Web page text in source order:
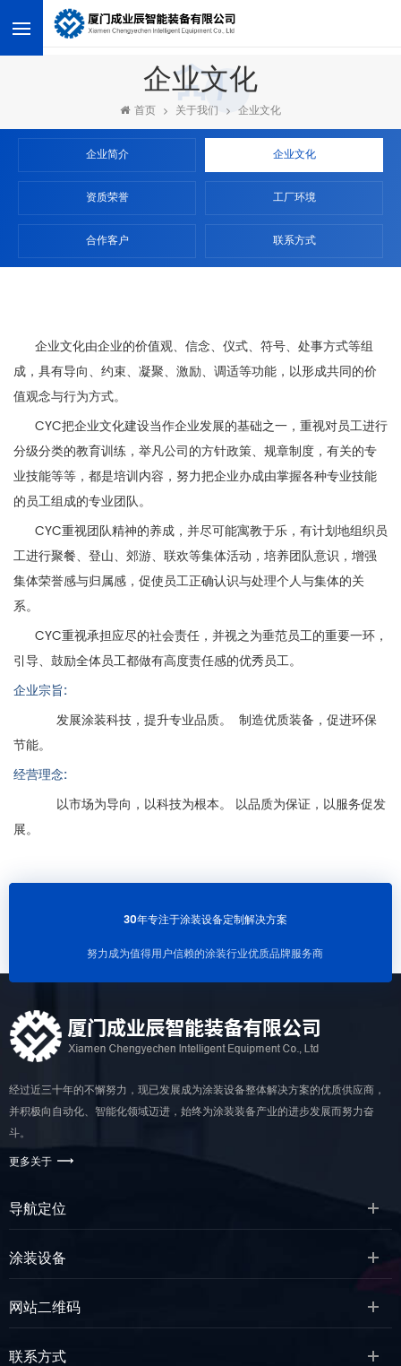
企业文化
首页 关于我们 企业文化
企业简介 企业文化
资质荣誉 工厂环境
合作客户 联系方式
企业文化由企业的价值观、信念、仪式、符号、处事方式等组
成，具有导向、约束、凝聚、激励、调适等功能，以形成共同的价
值观念与行为方式。
CYC把企业文化建设当作企业发展的基础之一，重视对员工进行
分级分类的教育训练，举凡公司的方针政策、规章制度，有关的专
业技能等等，都是培训内容，努力把企业办成由掌握各种专业技能
的员工组成的专业团队。
CYC重视团队精神的养成，并尽可能寓教于乐，有计划地组织员
工进行聚餐、登山、郊游、联欢等集体活动，培养团队意识，增强
集体荣誉感与归属感，促使员工正确认识与处理个人与集体的关
系。
CYC重视承担应尽的社会责任，并视之为垂范员工的重要一环，
引导、鼓励全体员工都做有高度责任感的优秀员工。
企业宗旨:
发展涂装科技，提升专业品质。 制造优质装备，促进环保
节能。
经营理念:
以市场为导向，以科技为根本。 以品质为保证，以服务促发
展。
30年专注于涂装设备定制解决方案
努力成为值得用户信赖的涂装行业优质品牌服务商
经过近三十年的不懈努力，现已发展成为涂装设备整体解决方案的优质供应商，
并积极向自动化、智能化领域迈进，始终为涂装装备产业的进步发展而努力奋
斗。
更多关于
导航定位
涂装设备
网站二维码
联系方式